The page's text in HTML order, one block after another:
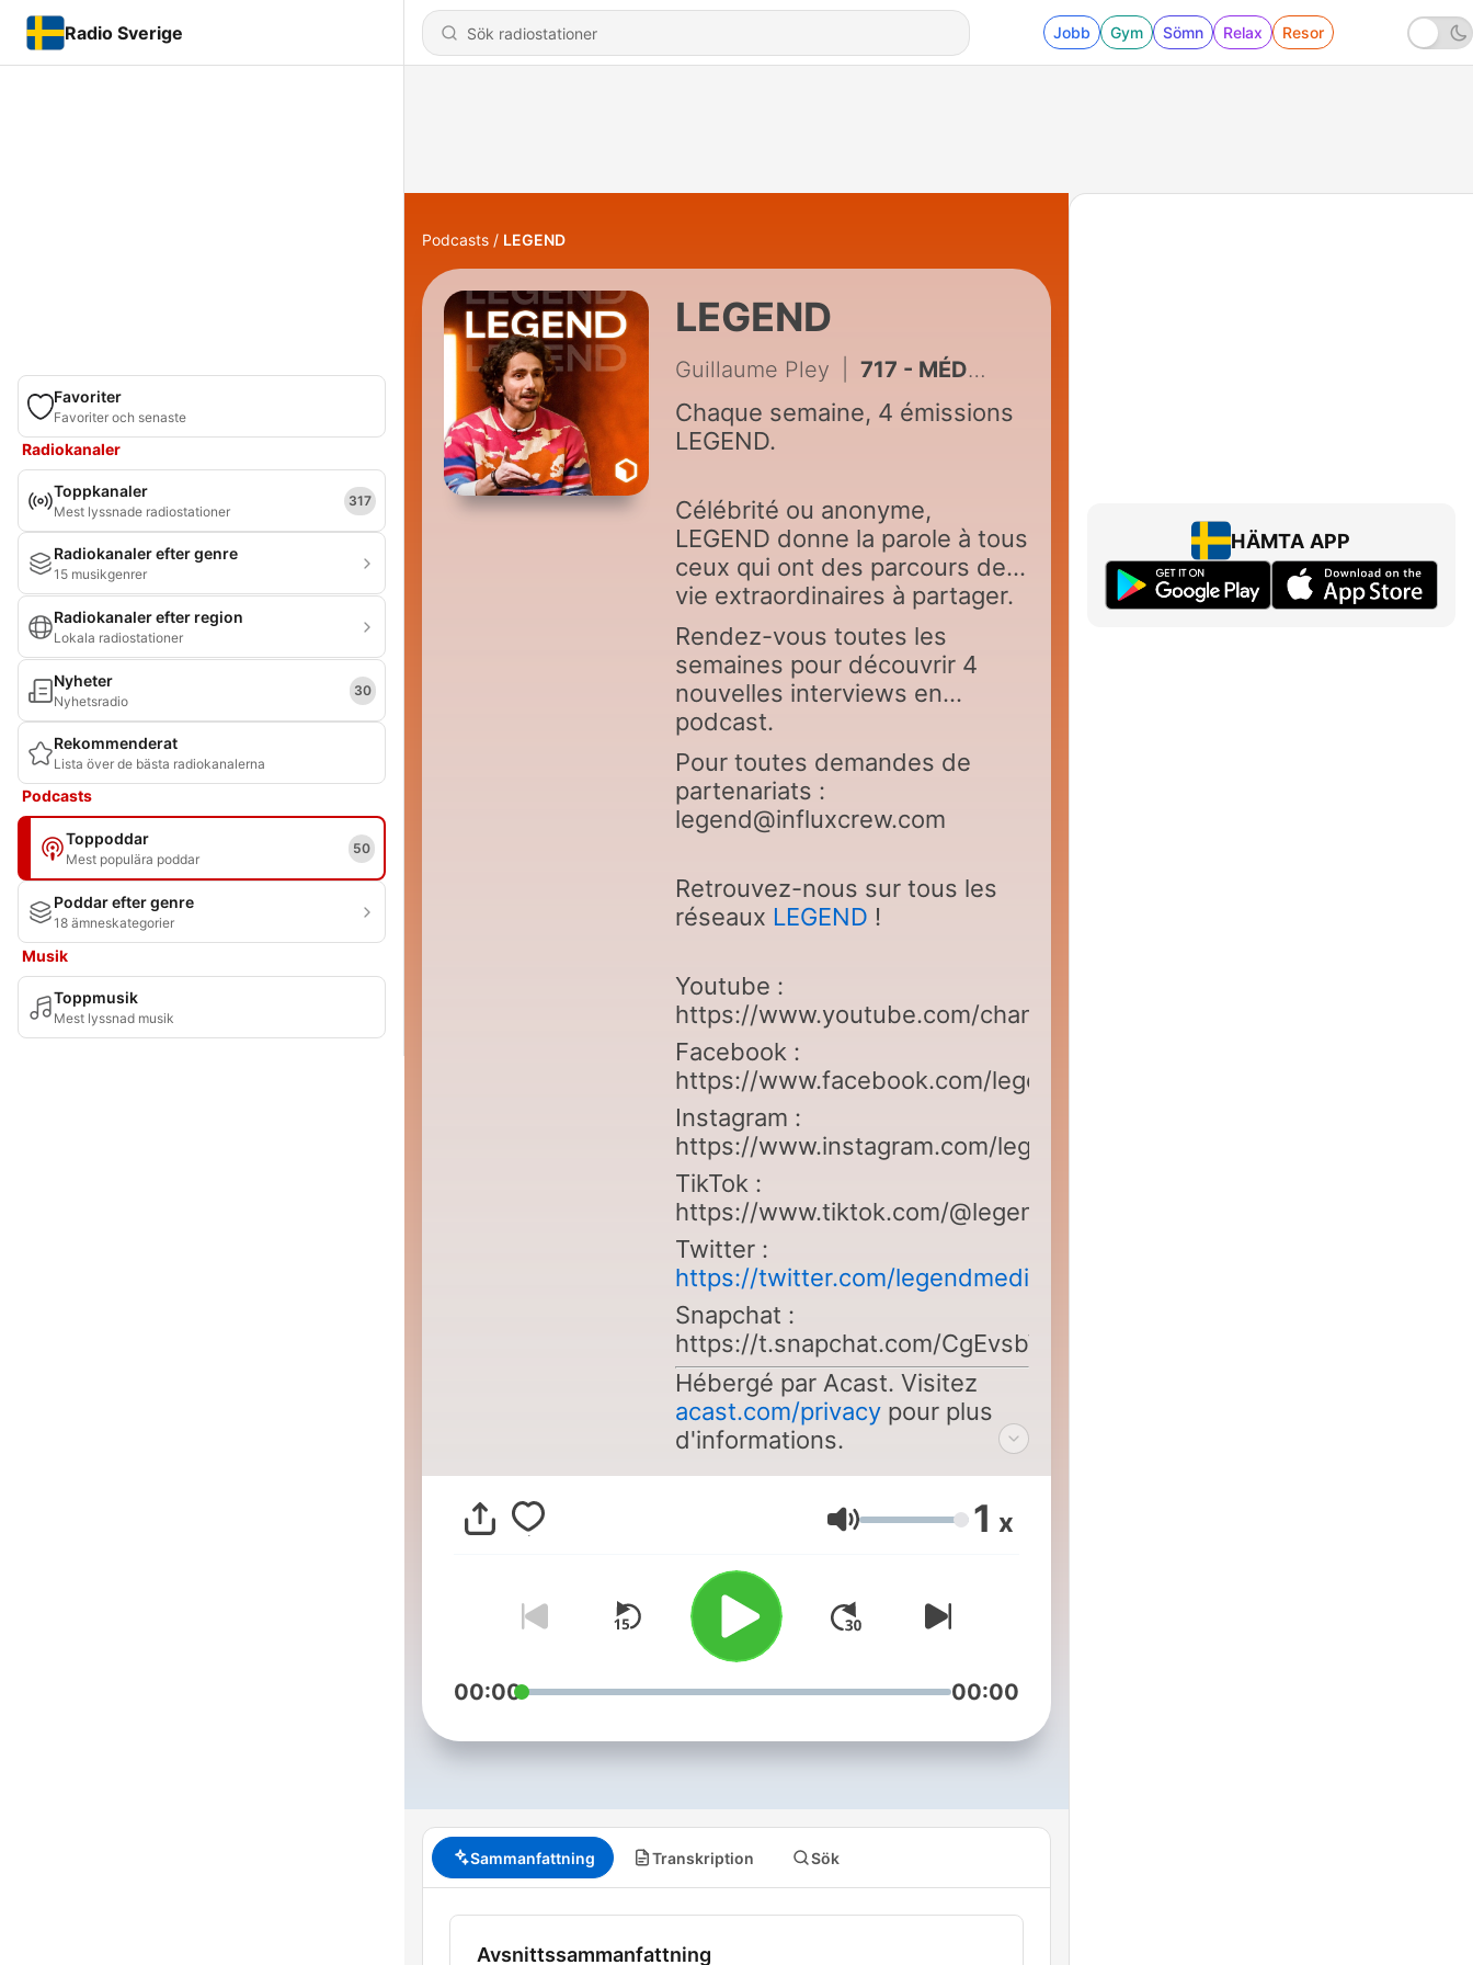
Radio Sverige Jobb Gym Sömn Relax Resor
Favoriter
Favoriter och senaste
Radiokanaler
Toppkanaler
Mest lyssnade radiostationer
317
Radiokanaler efter genre
15 musikgenrer
Radiokanaler efter region
Lokala radiostationer
Nyheter
Nyhetsradio
30
Rekommenderat
Lista över de bästa radiokanalerna
Podcasts
Toppoddar
Mest populära poddar
50
Poddar efter genre
18 ämneskategorier
Musik
Toppmusik
Mest lyssnad musik
Podcasts LEGEND
LEGEND
Guillaume Pley 717 - MÉDECIN ORL : COTONS-TIGES, BOULES QUIÈS… VOUS DÉTRUISEZ VOS OREILLES SANS LE SAVOIR !
Chaque semaine, 4 émissions
LEGEND.
Célébrité ou anonyme,
LEGEND donne la parole à tous
ceux qui ont des parcours de
vie extraordinaires à partager.
Rendez-vous toutes les
semaines pour découvrir 4
nouvelles interviews en
podcast.
Pour toutes demandes de
partenariats :
legend@influxcrew.com
Retrouvez-nous sur tous les
réseaux LEGEND !
Youtube :
https://www.youtube.com/channel/UCIh7PDUAP226Pa_NtjN9Jqw
Facebook :
https://www.facebook.com/legendmediafr
Instagram :
https://www.instagram.com/legendmedia/
TikTok :
https://www.tiktok.com/@legend
Twitter :
https://twitter.com/legendmediafr
Snapchat :
https://t.snapchat.com/CgEvsbWV
Hébergé par Acast. Visitez
acast.com/privacypour plus
d'informations.
Volym 1 x
00:00 00:00
Sammanfattning Transkription Sök
Avsnittssammanfattning
HÄMTA APP